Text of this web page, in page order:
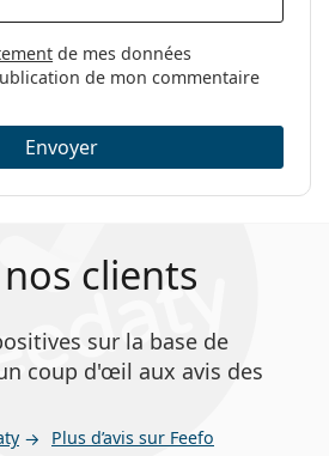
Ban
3731 48
de mes données
de mon commentaire
Envoyer
clients
sur la base de
coup d'œil aux avis des
Plus d’avis sur Feefo